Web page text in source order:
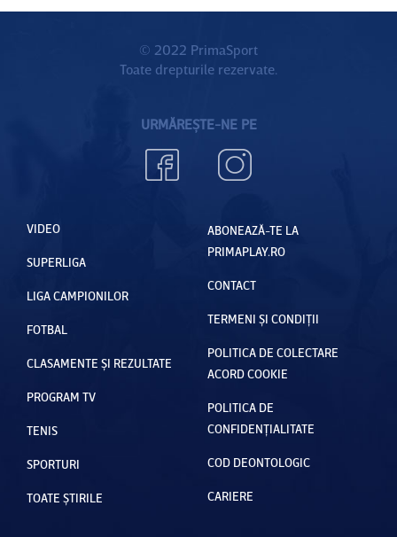
© 2022 PrimaSport
Toate drepturile rezervate.
URMĂREȘTE-NE PE
VIDEO
SUPERLIGA
LIGA CAMPIONILOR
FOTBAL
CLASAMENTE ȘI REZULTATE
PROGRAM TV
TENIS
SPORTURI
TOATE ȘTIRILE
ABONEAZĂ-TE LA
PRIMAPLAY.RO
CONTACT
TERMENI ȘI CONDIȚII
POLITICA DE COLECTARE
ACORD COOKIE
POLITICA DE
CONFIDENȚIALITATE
COD DEONTOLOGIC
CARIERE